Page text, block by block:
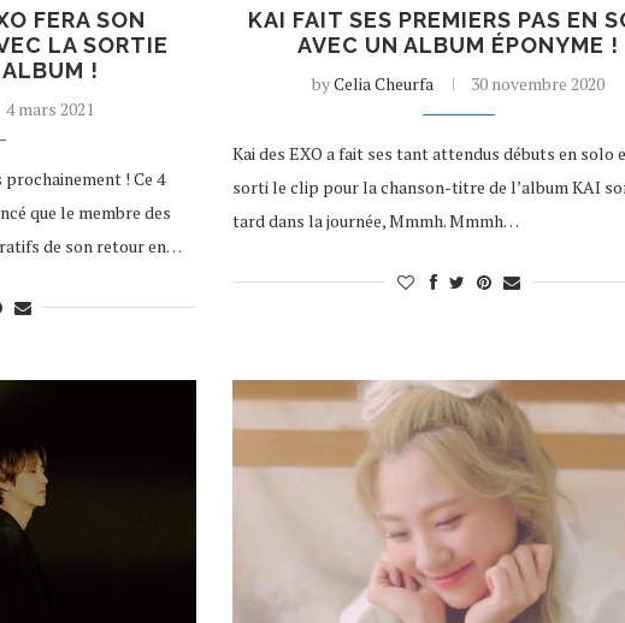
FERA SON
LA SORTIE
ALBUM !
4 mars 2021
! Ce 4
que le membre des
de son retour en…
KAI FAIT SES PREMIERS PAS EN
AVEC UN ALBUM ÉPONYME !
byCelia Cheurfa 30 novembre 2020
Kai des EXO a fait ses tant attendus débuts en solo
sorti le clip pour la chanson-titre de l’album KAI
tard dans la journée, Mmmh. Mmmh…